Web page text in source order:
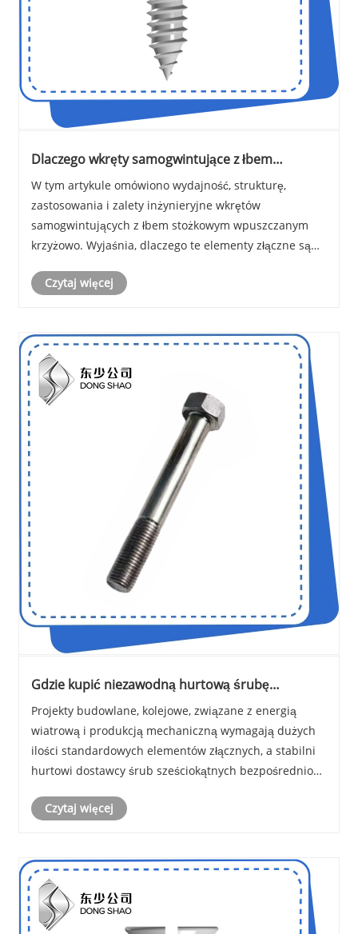
Dlaczego wkręty samogwintujące z łbem
preferowanym wyborem w nowoczesnych
systemach mocowania
W tym artykule omówiono wydajność, strukturę,
zastosowania i zalety inżynieryjne wkrętów
samogwintujących z łbem stożkowym wpuszczanym
krzyżowo. Wyjaśnia, dlaczego te elementy złączne są
motoryzacyjnym, elektronicznym i maszynowym. Dzięki
Czytaj więcej
Gdzie kupić niezawodną hurtową śrubę
maszynowych?
Projekty budowlane, kolejowe, związane z energią
wiatrową i produkcją mechaniczną wymagają dużych
ilości standardowych elementów złącznych, a stabilni
hurtowi dostawcy śrub sześciokątnych bezpośrednio
DONGSHAO (Hebei Dongshao Fastener Manufacturing
Czytaj więcej